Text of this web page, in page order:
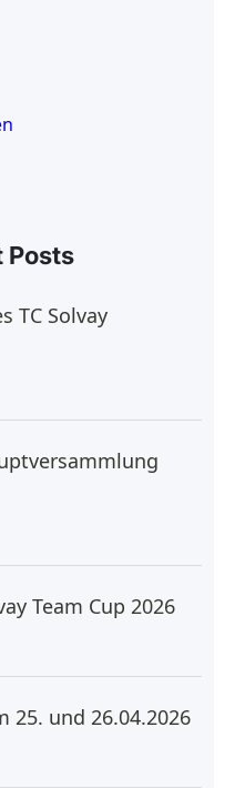
Posts
TC Solvay
Team Cup 2026
25. und 26.04.2026